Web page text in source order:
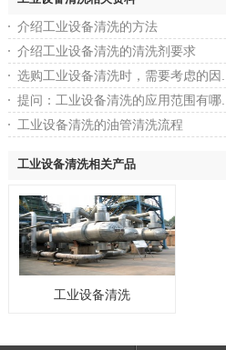
介绍工业设备清洗的方法
介绍工业设备清洗的清洗剂要求
选购工业设备清洗时，需要考虑的因...
提问：工业设备清洗的应用范围有哪...
工业设备清洗的油管清洗流程
工业设备清洗相关产品
工业设备清洗